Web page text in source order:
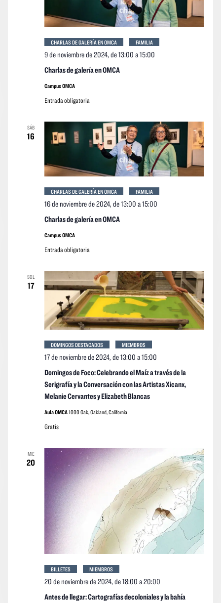
Charlas de galería en OMCA
9 de noviembre de 2024, de 13:00 a15:00
CHARLAS DE GALERÍA EN OMCA FAMILIA
Campus OMCA
Entrada obligatoria
SÁB
16
Charlas de galería en OMCA
16 de noviembre de 2024, de 13:00 a15:00
CHARLAS DE GALERÍA EN OMCA FAMILIA
Campus OMCA
Entrada obligatoria
SOL
17
Domingos de Foco: Celebrando el Maíz a través de la
Serigrafía y la Conversación con las Artistas Xicanx,
Melanie Cervantes y Elizabeth Blancas
17 de noviembre de 2024, de 13:00 a15:00
DOMINGOS DESTACADOS MIEMBROS
Aula OMCA1000 Oak, Oakland, California
Gratis
MIE
20
Antes de llegar: Cartografías decoloniales y la bahía
20 de noviembre de 2024, de 18:00 a20:00
BILLETES MIEMBROS